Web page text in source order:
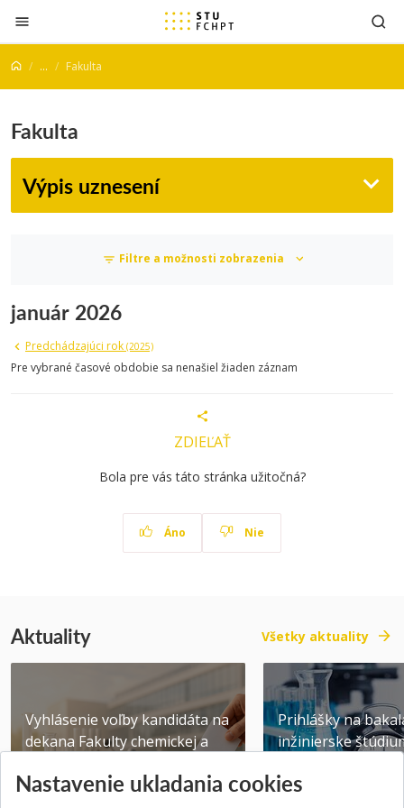
Prejsť na obsah
... Fakulta
Fakulta
Výpis uznesení
Filtre a možnosti zobrazenia
január 2026
Predchádzajúci rok (2025)
Pre vybrané časové obdobie sa nenašiel žiaden záznam
ZDIEĽAŤ
Bola pre vás táto stránka užitočná?
Áno Nie
Aktuality Všetky aktuality
Vyhlásenie voľby kandidáta na
dekana Fakulty chemickej a
Publikované 31.07.2026
Prihlášky na
inžinierske
Publikované
Nastavenie ukladania cookies